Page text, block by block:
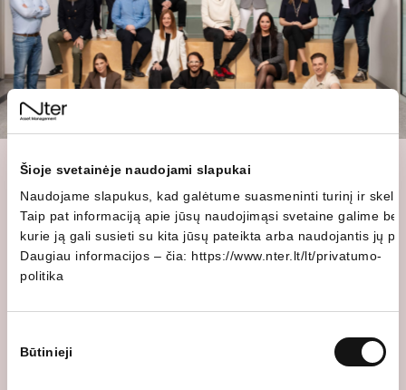
Šioje svetainėje naudojami slapukai
Naudojame slapukus, kad galėtume suasmeninti turinį ir
Taip pat informaciją apie jūsų naudojimąsi svetaine galime
kurie ją gali susieti su kita jūsų pateikta arba naudojantis jų
Daugiau informacijos – čia: https://www.nter.lt/lt/privatumo-
politika
pasirinkimas
Būtinieji
Naujų sprendimų paieška – mūsų kasdienė duona,
tad visuomet turėsi galimybę išreikšti savo idėjas,